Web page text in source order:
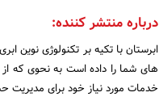
درباره منتشر کننده:
خدمات مورد نیاز خود برای مدیریت